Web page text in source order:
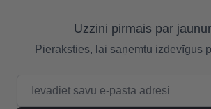
Uzzini pirmais par
Pieraksties, lai saņemtu izdevīgus